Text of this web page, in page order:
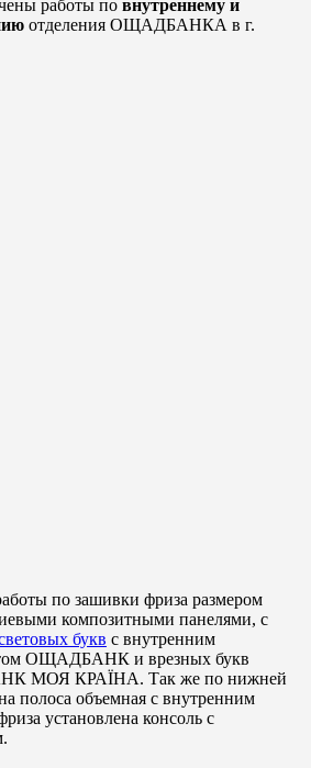
работы по внутреннему и
отделения ОЩАДБАНКА в г.
по зашивки фриза размером
композитными панелями, с
букв с внутренним
ОЩАДБАНК и врезных букв
МОЯ КРАЇНА. Так же по нижней
полоса объемная с внутренним
установлена консоль с